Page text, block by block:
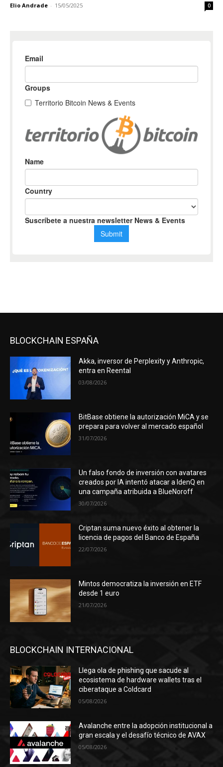
Elio Andrade - 15/05/2025 0
BLOCKCHAIN ESPAÑA
Akka, inversor de Perplexity y Anthropic,
entra en Reental
03/08/2026
BitBase obtiene la autorización MiCA y se
prepara para volver al mercado español
31/07/2026
Un falso fondo de inversión con avatares
creados por IA intentó atacar a IdenQ en
una campaña atribuida a BlueNoroff
30/07/2026
Criptan suma nuevo éxito al obtener la
licencia de pagos del Banco de España
22/07/2026
Mintos democratiza la inversión en ETF
desde 1 euro
21/07/2026
BLOCKCHAIN INTERNACIONAL
Llega ola de phishing que sacude al
ecosistema de hardware wallets tras el
ciberataque a Coldcard
05/08/2026
Avalanche entre la adopción institucional a
gran escala y el desafío técnico de AVAX
05/08/2026